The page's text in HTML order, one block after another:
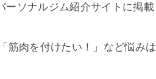
ーソナルジム紹介サイトに掲載
筋肉を付けたい！」など悩みは